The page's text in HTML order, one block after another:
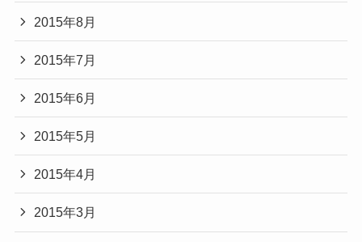
2015年8月
2015年7月
2015年6月
2015年5月
2015年4月
2015年3月